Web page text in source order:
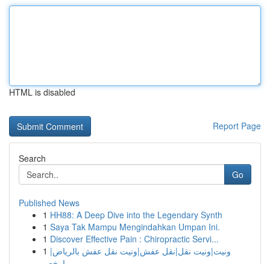
HTML is disabled
Report Page
Search
Go
Published News
1 HH88: A Deep Dive into the Legendary Synth
1 Saya Tak Mampu Mengindahkan Umpan Ini.
1 Discover Effective Pain : Chiropractic Servi...
1 ونيت|ونيت نقل|نقل عفش|ونيت نقل عفش بالرياض|